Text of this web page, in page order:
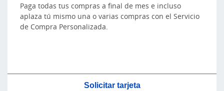
Paga todas tus compras a final de mes e incluso
aplaza tú mismo una o varias compras con el Servicio
de Compra Personalizada.
Solicitar tarjeta